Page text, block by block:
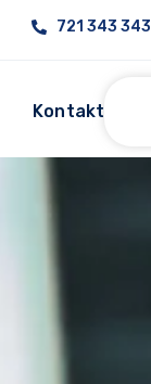
721 343 343
Kontakt